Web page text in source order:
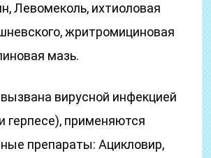
Левомеколь, ихтиоловая
жритромициновая
мазь.
вирусной инфекцией
герпесе), применяются
препараты: Ацикловир,